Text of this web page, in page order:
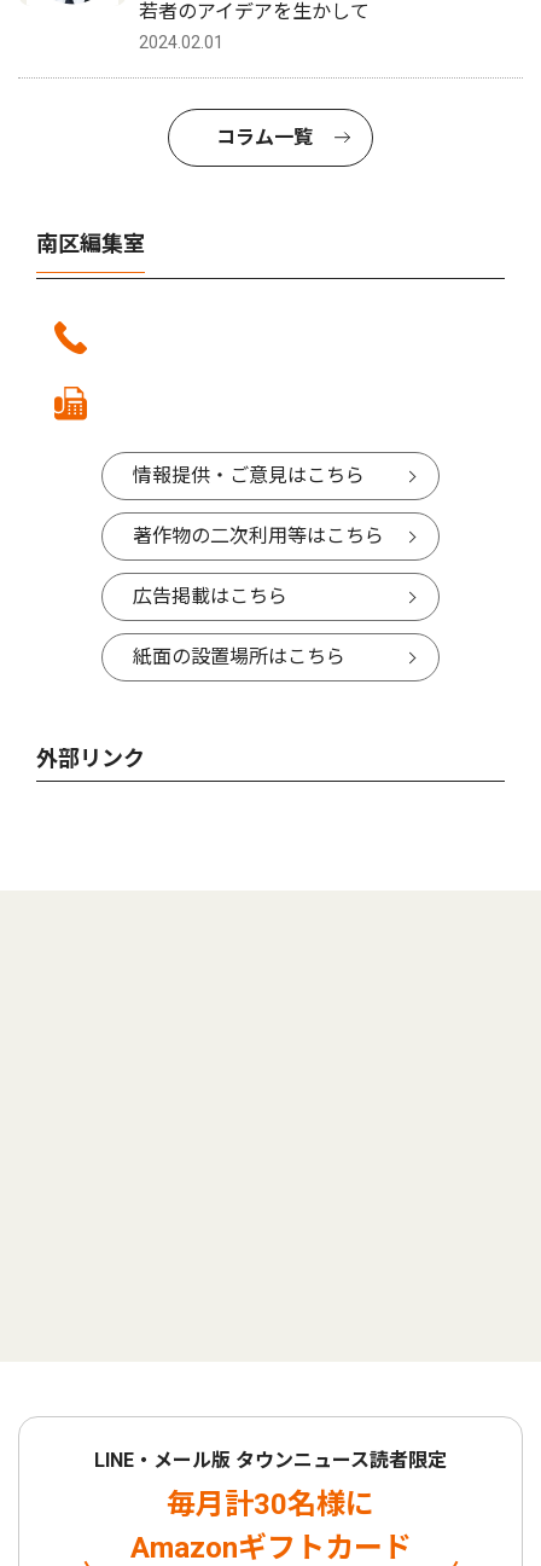
若者のアイデアを生かして
2024.02.01
コラム一覧
南区編集室
情報提供・ご意見はこちら
著作物の二次利用等はこちら
広告掲載はこちら
紙面の設置場所はこちら
外部リンク
LINE・メール版 タウンニュース読者限定
毎月計30名様に
Amazonギフトカード